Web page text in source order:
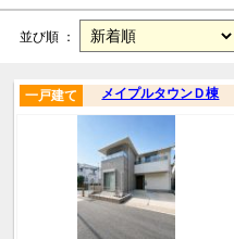
並び順 ：
メイプルタウンＤ棟
一戸建て